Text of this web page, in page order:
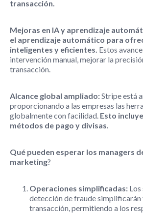
transacción.
Mejoras en IA y aprendizaje
el aprendizaje automático para
inteligentes y eficientes. Estos
intervención manual, mejorar la
transacción.
Alcance global ampliado:Stripe está
proporcionando a las empresas las
globalmente con facilidad. Esto
métodos de pago y divisas.
Qué pueden esperar los managers
marketing?
Operaciones simplificadas:
detección de fraude simplificarán
transacción, permitiendo a los